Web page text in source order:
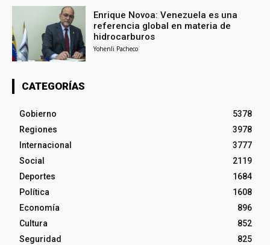
Enrique Novoa: Venezuela es una
referencia global en materia de
hidrocarburos
Yohenli Pacheco
CATEGORÍAS
Gobierno
5378
Regiones
3978
Internacional
3777
Social
2119
Deportes
1684
Política
1608
Economía
896
Cultura
852
Seguridad
825